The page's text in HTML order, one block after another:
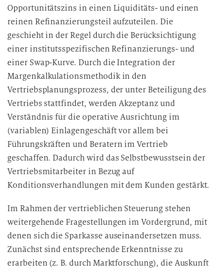
Opportunitätszins in einen Liquiditäts- und einen
reinen Refinanzierungsteil aufzuteilen. Die
geschieht in der Regel durch die Berücksichtigung
einer institutsspezifischen Refinanzierungs- und
einer Swap-Kurve. Durch die Integration der
Margenkalkulationsmethodik in den
Vertriebsplanungsprozess, der unter Beteiligung des
Vertriebs stattfindet, werden Akzeptanz und
Verständnis für die operative Ausrichtung im
(variablen) Einlagengeschäft vor allem bei
Führungskräften und Beratern im Vertrieb
geschaffen. Dadurch wird das Selbstbewusstsein der
Vertriebsmitarbeiter in Bezug auf
Konditionsverhandlungen mit dem Kunden gestärkt.
Im Rahmen der vertrieblichen Steuerung stehen
weitergehende Fragestellungen im Vordergrund, mit
denen sich die Sparkasse auseinandersetzen muss.
Zunächst sind entsprechende Erkenntnisse zu
erarbeiten (z. B. durch Marktforschung), die Auskunft